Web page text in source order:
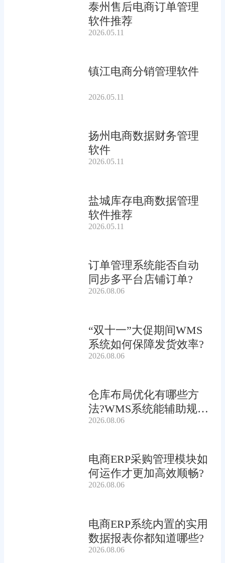
泰州售后电商订单管理
软件推荐
2026.05.11
镇江电商分销管理软件
2026.05.11
扬州电商数据财务管理
软件
2026.05.11
盐城库存电商数据管理
软件推荐
2026.05.11
订单管理系统能否自动
同步多平台店铺订单?
2026.08.06
“双十一”大促期间WMS
系统如何保障发货效率?
2026.08.06
仓库布局优化有哪些方
法?WMS系统能辅助规划
吗?
2026.08.06
电商ERP采购管理模块如
何运作才更加高效顺畅?
2026.08.06
电商ERP系统内置的实用
数据报表你都知道哪些?
2026.08.06